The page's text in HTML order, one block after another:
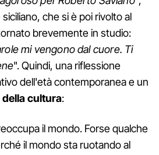
che si è poi rivolto al
brevemente in studio:
mi vengono dal cuore. Ti
". Quindi, una riflessione
dell'età contemporanea e un
cultura:
il mondo. Forse qualche
il mondo sta ruotando al